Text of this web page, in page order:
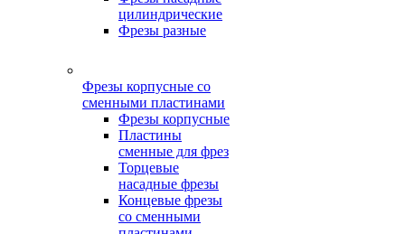
цилиндрические
Фрезы разные
Фрезы корпусные со
сменными пластинами
Фрезы корпусные
Пластины
сменные для фрез
Торцевые
насадные фрезы
Концевые фрезы
со сменными